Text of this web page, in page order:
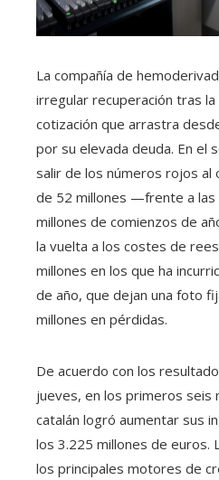
La compañía de
irregular recuperación tras
cotización que arrastra
por su elevada deuda. En el
salir de los números rojos al
de 52 millones —frente a las
millones de comienzos de
la vuelta a los costes de
millones en los que ha
de año, que dejan una foto
millones en pérdidas.
De acuerdo con los
jueves, en los primeros seis
catalán logró aumentar sus
los 3.225 millones de euros.
los principales motores de